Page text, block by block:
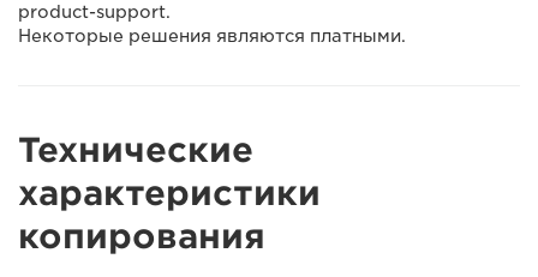
product-support.
Некоторые решения являются платными.
Технические
характеристики
копирования